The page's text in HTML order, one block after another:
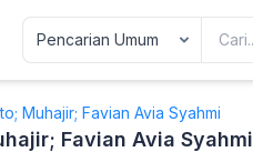
Muhajir; Favian Avia Syahmi
Favian Avia Syahmi